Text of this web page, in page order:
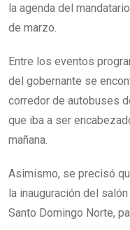
la agenda del
de marzo.
Entre los eventos
del gobernante se
corredor de autobuses
que iba a ser
mañana.
Asimismo, se precisó
la inauguración del
Santo Domingo Norte,